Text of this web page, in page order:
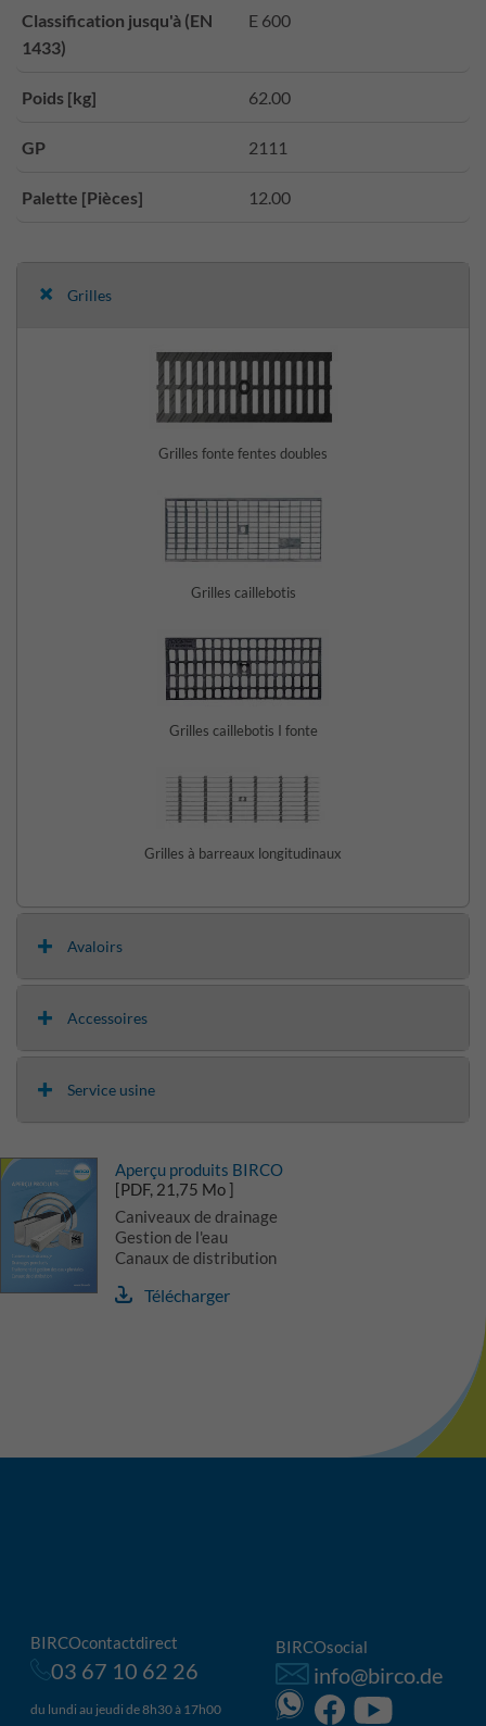
Classification jusqu'à (EN
1433)
E 600
Poids [kg] 62.00
GP 2111
Palette [Pièces] 12.00
Grilles
Grilles fonte fentes doubles
Grilles caillebotis
Grilles caillebotis I fonte
Grilles à barreaux longitudinaux
Avaloirs
Accessoires
Service usine
Aperçu produits BIRCO
[PDF, 21,75 Mo ]
Caniveaux de drainage
Gestion de l'eau
Canaux de distribution
Télécharger
BIRCOcontactdirect
03 67 10 62 26
du lundi au jeudi de 8h30 à 17h00
BIRCOsocial
info@birco.de